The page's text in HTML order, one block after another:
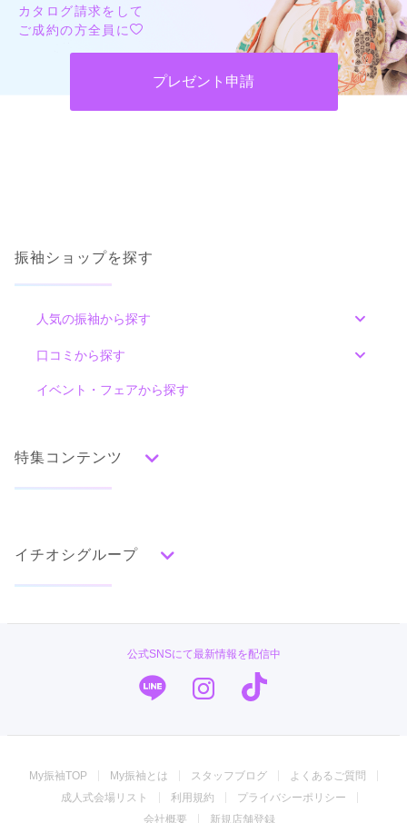
カタログ請求をして
ご成約の方全員に
プレゼント申請
振袖ショップを探す
人気の振袖から探す
色別ランキング
グレー
黒 その他
レトロ
梅 菊 松 竹 牡丹
鶴 車
雪輪 雲取り 道長取り
口コミから探す
口コミ一覧
イベント・フェアから探す
特集コンテンツ
ママ振特集
個性的振袖コーディネート特集
成人式レポート
振袖ブランド特集
イチオシグループ
ジョイフル恵利
振袖専門店 一蔵
公式SNSにて最新情報を配信中
My振袖TOP My振袖とは スタッフブログ
よくあるご質問
成人式会場リスト
利用規約
プライバシーポリシー
会社概要
新規店舗登録